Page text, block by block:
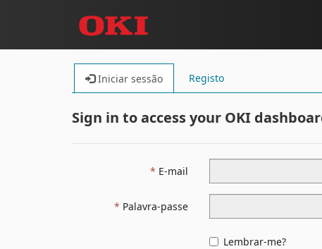
Iniciar sessão Registo
Sign in to access your OKI
E-mail
Palavra-passe
Lembrar-me?